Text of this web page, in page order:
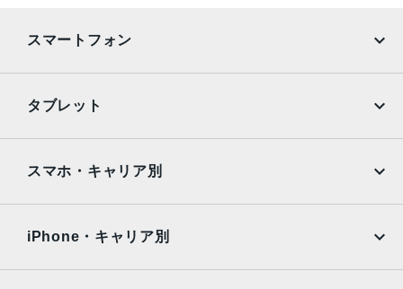
スマートフォン
AQUOS
OPPO Android
タブレット
Surface
Xiaomi Tablet
スマホ・キャリア別
iPhone・キャリア別